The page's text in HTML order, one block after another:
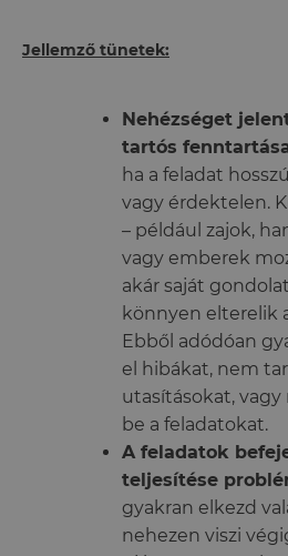
Jellemző tünetek:
Nehézséget
tartós
ha a feladat
vagy érdektelen.
– például zajok,
vagy emberek
akár saját
könnyen elterelik
Ebből adódóan
el hibákat, nem
utasításokat, vagy
be a feladatokat.
A feladatok
teljesítése
gyakran elkezd
nehezen viszi